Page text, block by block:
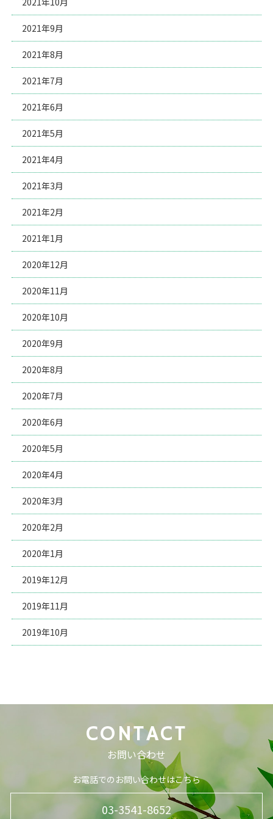
2021年9月
2021年8月
2021年7月
2021年6月
2021年5月
2021年4月
2021年3月
2021年2月
2021年1月
2020年12月
2020年11月
2020年10月
2020年9月
2020年8月
2020年7月
2020年6月
2020年5月
2020年4月
2020年3月
2020年2月
2020年1月
2019年12月
2019年11月
2019年10月
CONTACT
お問い合わせ
お電話でのお問い合わせはこちら
03-3541-8652